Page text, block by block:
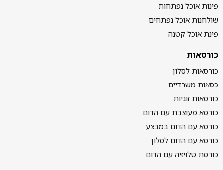
פינות אוכל נפתחות
שולחנות אוכל נפתחים
פינת אוכל קטנה
כורסאות
כורסאות לסלון
כסאות משרדיים
כורסאות זוגיות
כורסא מעוצבת עם הדום
כורסא עם הדום במבצע
כורסא עם הדום לסלון
כורסת טלויזיה עם הדום